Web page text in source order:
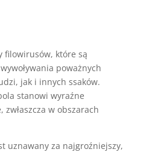
filowirusów, które są
poważnych
jak i innych ssaków.
stanowi wyraźne
w obszarach
uznawany za najgroźniejszy,